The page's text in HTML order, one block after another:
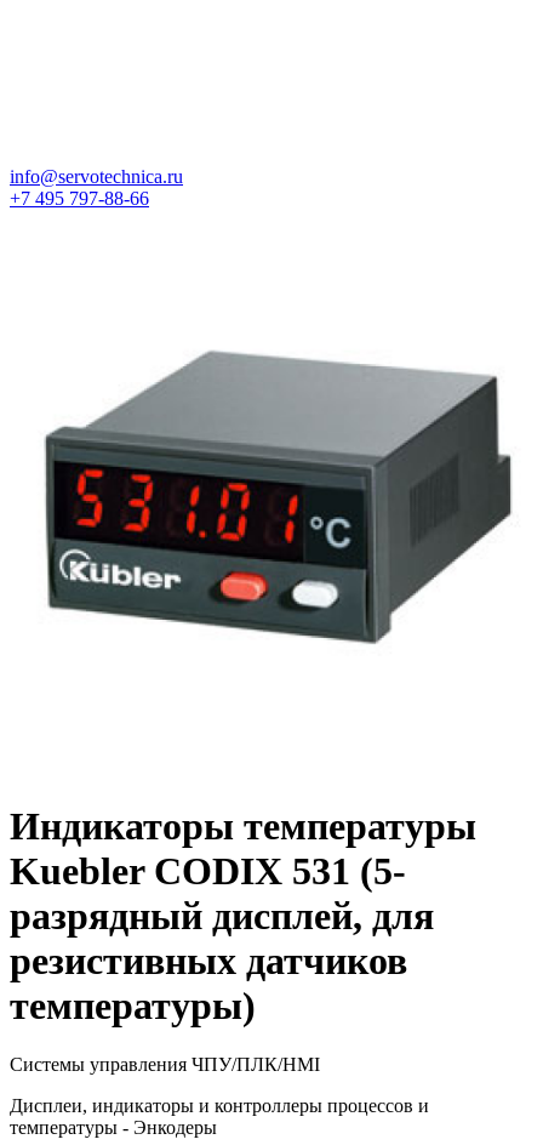
info@servotechnica.ru
+7 495 797-88-66
Индикаторы температуры
Kuebler CODIX 531 (5-
разрядный дисплей, для
резистивных датчиков
температуры)
Системы управления ЧПУ/ПЛК/HMI
Дисплеи, индикаторы и контроллеры процессов и
температуры - Энкодеры